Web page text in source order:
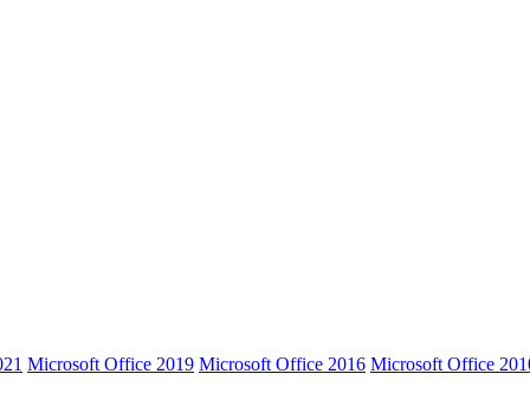
Microsoft Office 2019 Microsoft Office 2016 Microsoft Office